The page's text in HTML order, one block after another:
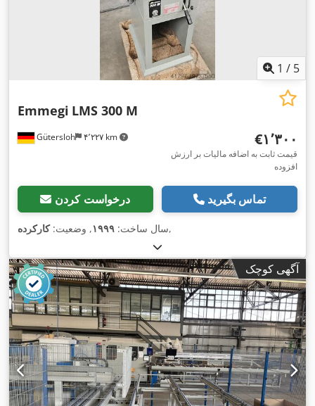
1 / 5
Gütersloh ۴٬۲۲۷ km
Emmegi LMS 300 M
‎€۱٬۳۰۰
قیمت ثابت به اضافه مالیات بر ارزش
افزوده
درخواست کردن تماس بگیرید
سال ساخت: ۱۹۹۹, وضعیت:کارکرده ,
آگهی کوچک